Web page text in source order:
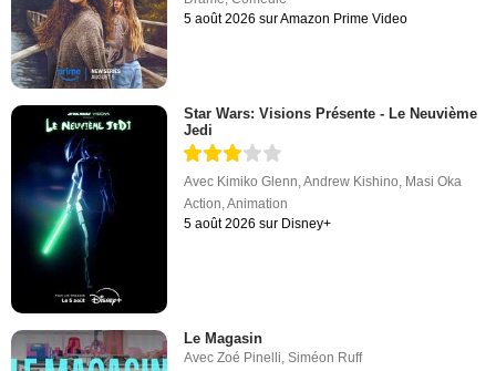
5 août 2026 sur Amazon Prime Video
Star Wars: Visions Présente - Le Neuvième
Jedi
Avec Kimiko Glenn,Andrew Kishino, Masi Oka
Action,Animation
5 août 2026 sur Disney+
Le Magasin
AvecZoé Pinelli,Siméon Ruff